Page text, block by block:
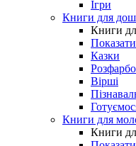
Ігри
Книги для
Книги
Показати
Казки
Вірші
Книги для
Книги